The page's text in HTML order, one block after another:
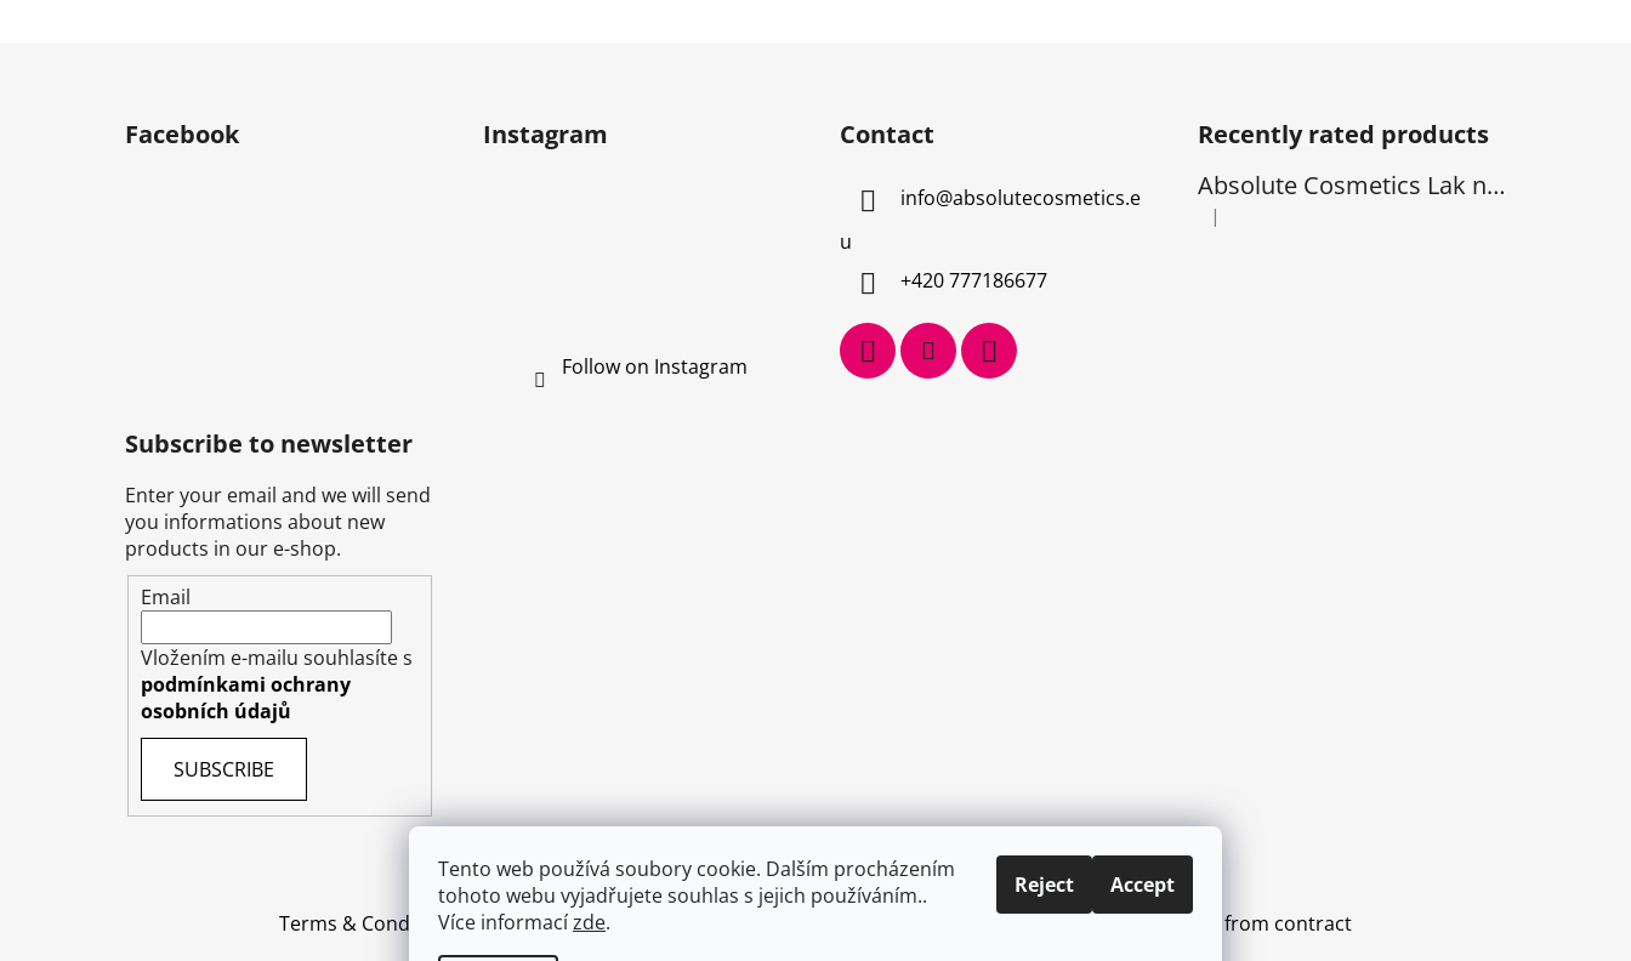
Tento web používá soubory cookie. Dalším procházením
tohoto webu vyjadřujete souhlas s jejich používáním..
Více informacízde.
Reject Accept
Facebook Instagram
Follow on Instagram
Contact
info@absolutecosmetics.e
u
+420 777186677
Recently rated products
Absolute Cosmetics Lak na Vlasy - natural 1000 ml
The product rating is 5 out of 5 stars.
|
Subscribe to newsletter
Enter your email and we will send
you informations about new
products in our e-shop.
Email
Vložením e-mailu souhlasíte s
podmínkami ochrany
osobních údajů
SUBSCRIBE
Terms & Conditions Shipping & Delivery Withdraw from contract